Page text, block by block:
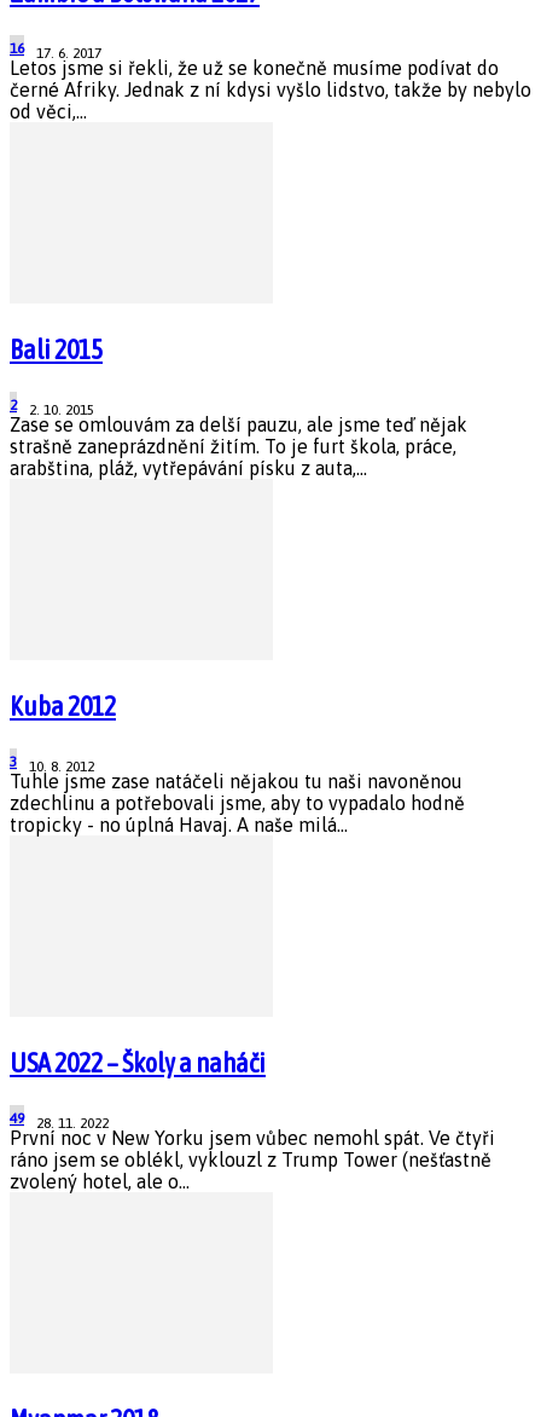
17. 6. 2017
16
Letos jsme si řekli, že už se konečně musíme podívat do
černé Afriky. Jednak z ní kdysi vyšlo lidstvo, takže by nebylo
od věci,...
Bali 2015
2. 10. 2015
2
Zase se omlouvám za delší pauzu, ale jsme teď nějak
strašně zaneprázdnění žitím. To je furt škola, práce,
arabština, pláž, vytřepávání písku z auta,...
Kuba 2012
10. 8. 2012
3
Tuhle jsme zase natáčeli nějakou tu naši navoněnou
zdechlinu a potřebovali jsme, aby to vypadalo hodně
tropicky - no úplná Havaj. A naše milá...
USA 2022 – Školy a naháči
28. 11. 2022
49
První noc v New Yorku jsem vůbec nemohl spát. Ve čtyři
ráno jsem se oblékl, vyklouzl z Trump Tower (nešťastně
zvolený hotel, ale o...